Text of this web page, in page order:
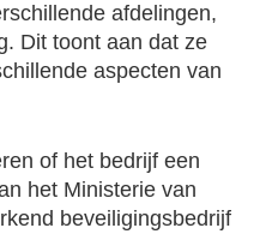
afdelingen,
Dit toont aan dat ze
aspecten van
of het bedrijf een
het Ministerie van
beveiligingsbedrijf